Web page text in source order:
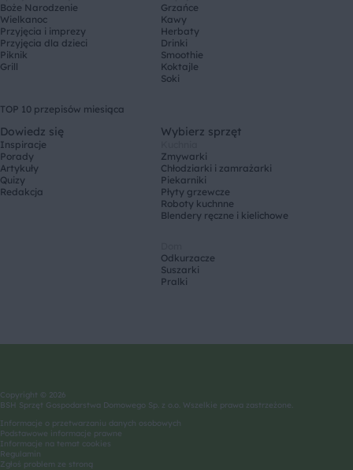
Boże Narodzenie
Wielkanoc
Przyjęcia i imprezy
Przyjęcia dla dzieci
Piknik
Grill
Grzańce
Kawy
Herbaty
Drinki
Smoothie
Koktajle
Soki
TOP 10 przepisów miesiąca
Dowiedz się
Inspiracje
Porady
Artykuły
Quizy
Redakcja
Wybierz sprzęt
Zmywarki
Chłodziarki i zamrażarki
Piekarniki
Płyty grzewcze
Roboty kuchnne
Blendery ręczne i kielichowe
Odkurzacze
Suszarki
Pralki
Copyright © 2026
BSH Sprzęt Gospodarstwa Domowego Sp. z o.o. Wszelkie prawa zastrzeżone.
Informacje o przetwarzaniu danych osobowych
Podstawowe informacje prawne
Informacje na temat cookies
Regulamin
Zgłoś problem ze stroną